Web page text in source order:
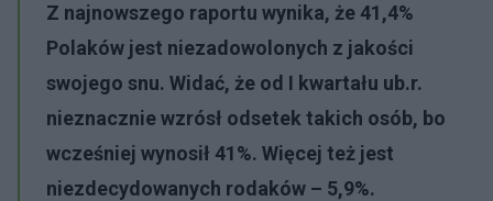
Z najnowszego raportu wynika, że 41,4%
Polaków jest niezadowolonych z jakości
swojego snu. Widać, że od I kwartału ub.r.
nieznacznie wzrósł odsetek takich osób, bo
wcześniej wynosił 41%. Więcej też jest
niezdecydowanych rodaków – 5,9%.